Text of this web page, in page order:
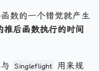
数的一个错觉就产生
推后函数执行的时间
Singleflight
用来规